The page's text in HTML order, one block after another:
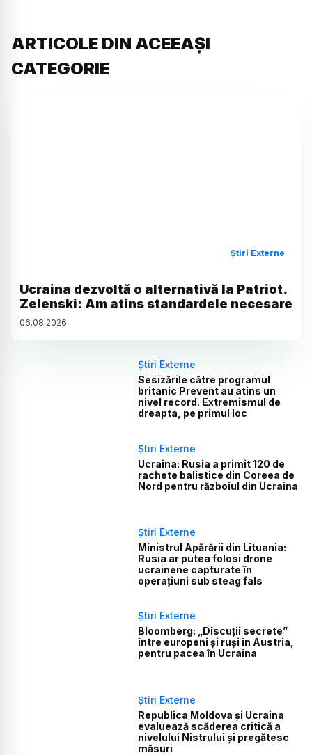
ARTICOLE DIN ACEEAȘI
CATEGORIE
Știri Externe
Ucraina dezvoltă o alternativă la Patriot.
Zelenski: Am atins standardele necesare
06.08.2026
Știri Externe
Sesizările către programul
britanic Prevent au atins un
nivel record. Extremismul de
dreapta, pe primul loc
Știri Externe
Ucraina: Rusia a primit 120 de
rachete balistice din Coreea de
Nord pentru războiul din Ucraina
Știri Externe
Ministrul Apărării din Lituania:
Rusia ar putea folosi drone
ucrainene capturate în
operațiuni sub steag fals
Știri Externe
Bloomberg: „Discuții secrete”
între europeni și ruși în Austria,
pentru pacea în Ucraina
Știri Externe
Republica Moldova și Ucraina
evaluează scăderea critică a
nivelului Nistrului și pregătesc
măsuri